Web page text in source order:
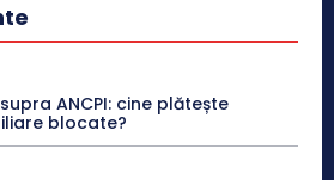
ANCPI: cine plătește
blocate?